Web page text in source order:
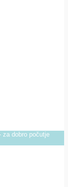
za dobro počutje